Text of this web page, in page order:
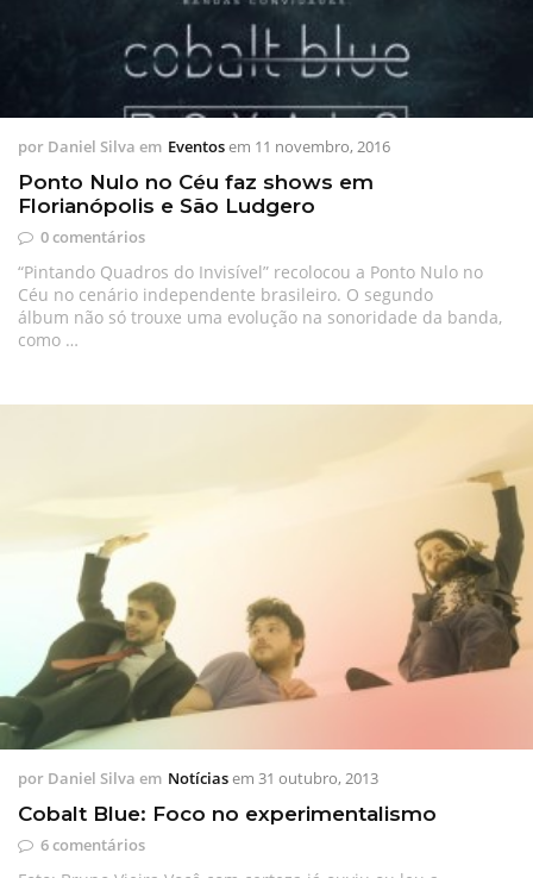
por Daniel Silva em Eventosem 11 novembro, 2016
Ponto Nulo no Céu faz shows em
Florianópolis e São Ludgero
0 comentários
“Pintando Quadros do Invisível” recolocou a Ponto Nulo no
Céu no cenário independente brasileiro. O segundo
álbum não só trouxe uma evolução na sonoridade da banda,
como …
por Daniel Silva em Notíciasem 31 outubro, 2013
Cobalt Blue: Foco no experimentalismo
6 comentários